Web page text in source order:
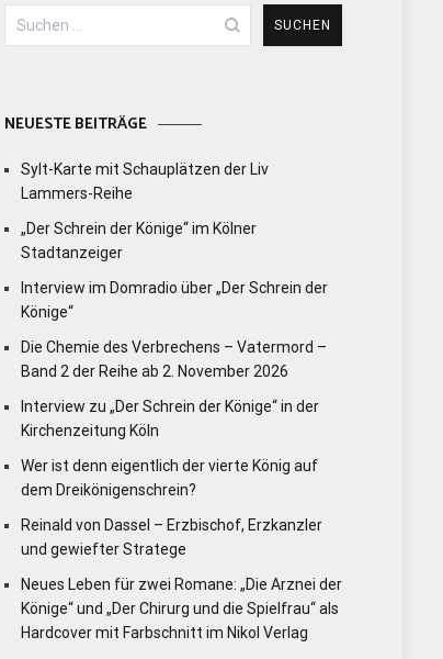
Suchen
nach:
NEUESTE BEITRÄGE
Sylt-Karte mit Schauplätzen der Liv
Lammers-Reihe
„Der Schrein der Könige“ im Kölner
Stadtanzeiger
Interview im Domradio über „Der Schrein der
Könige“
Die Chemie des Verbrechens – Vatermord –
Band 2 der Reihe ab 2. November 2026
Interview zu „Der Schrein der Könige“ in der
Kirchenzeitung Köln
Wer ist denn eigentlich der vierte König auf
dem Dreikönigenschrein?
Reinald von Dassel – Erzbischof, Erzkanzler
und gewiefter Stratege
Neues Leben für zwei Romane: „Die Arznei der
Könige“ und „Der Chirurg und die Spielfrau“ als
Hardcover mit Farbschnitt im Nikol Verlag